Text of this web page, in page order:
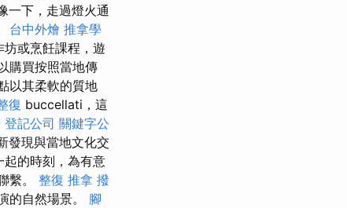
一下，走過燈火通
台中外燴 推拿學
或烹飪課程，遊
購買按照當地傳
以其柔軟的質地
復 buccellati，這
登記公司 關鍵字公
發現與當地文化交
的時刻，為有意
繫。 整復 推拿 撥
的自然場景。 腳